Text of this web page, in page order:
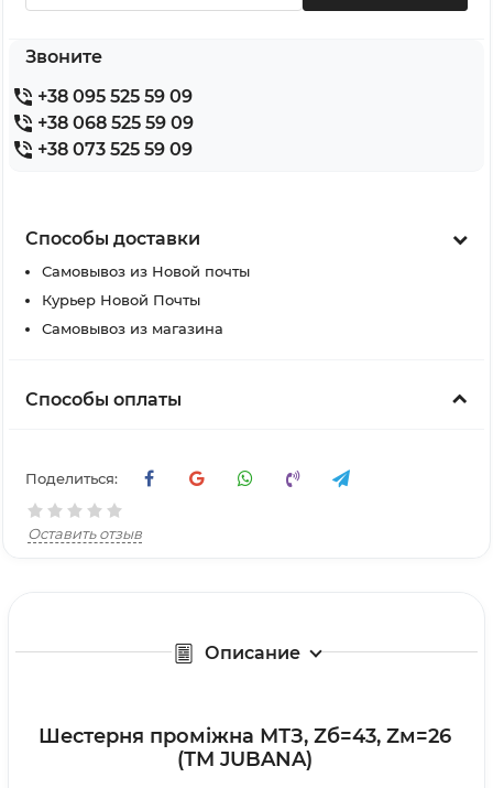
Звоните
+38 095 525 59 09
+38 068 525 59 09
+38 073 525 59 09
Способы доставки
Самовывоз из Новой почты
Курьер Новой Почты
Самовывоз из магазина
Способы оплаты
Поделиться:
Оставить отзыв
Описание
Шестерня проміжна МТЗ, Zб=43, Zм=26
(ТМ JUBANA)